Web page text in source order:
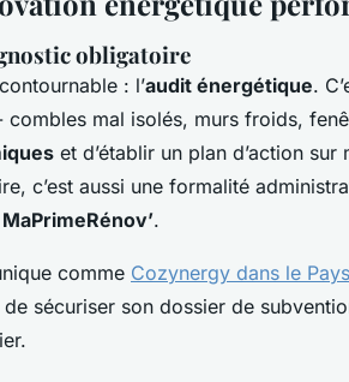
obligatoire
: l’audit énergétique.
combles mal isolés, murs froids,
et d’établir un plan d’action
c’est aussi une formalité
MaPrimeRénov’.
comme Cozynergy dans le
sécuriser son dossier de